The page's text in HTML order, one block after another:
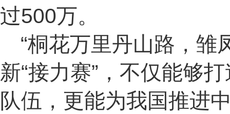
过500万。
“桐花万里丹山路，雏
新“接力赛”，不仅能够
队伍，更能为我国推进